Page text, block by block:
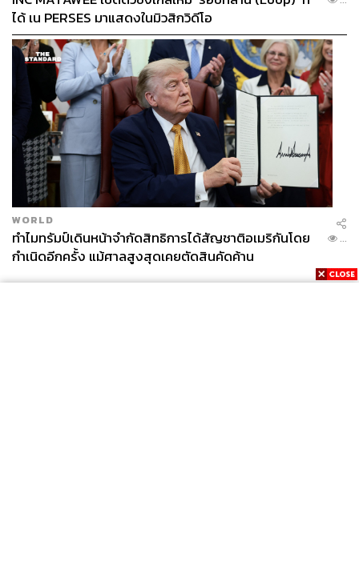
ได้ เน PERSES มาแสดงในมิวสิกวิดีโอ
WORLD
ทำไมทรัมป์เดินหน้าจำกัดสิทธิการได้สัญชาติอเมริกันโดย
กำเนิดอีกครั้ง แม้ศาลสูงสุดเคยตัดสินคัดค้าน
...